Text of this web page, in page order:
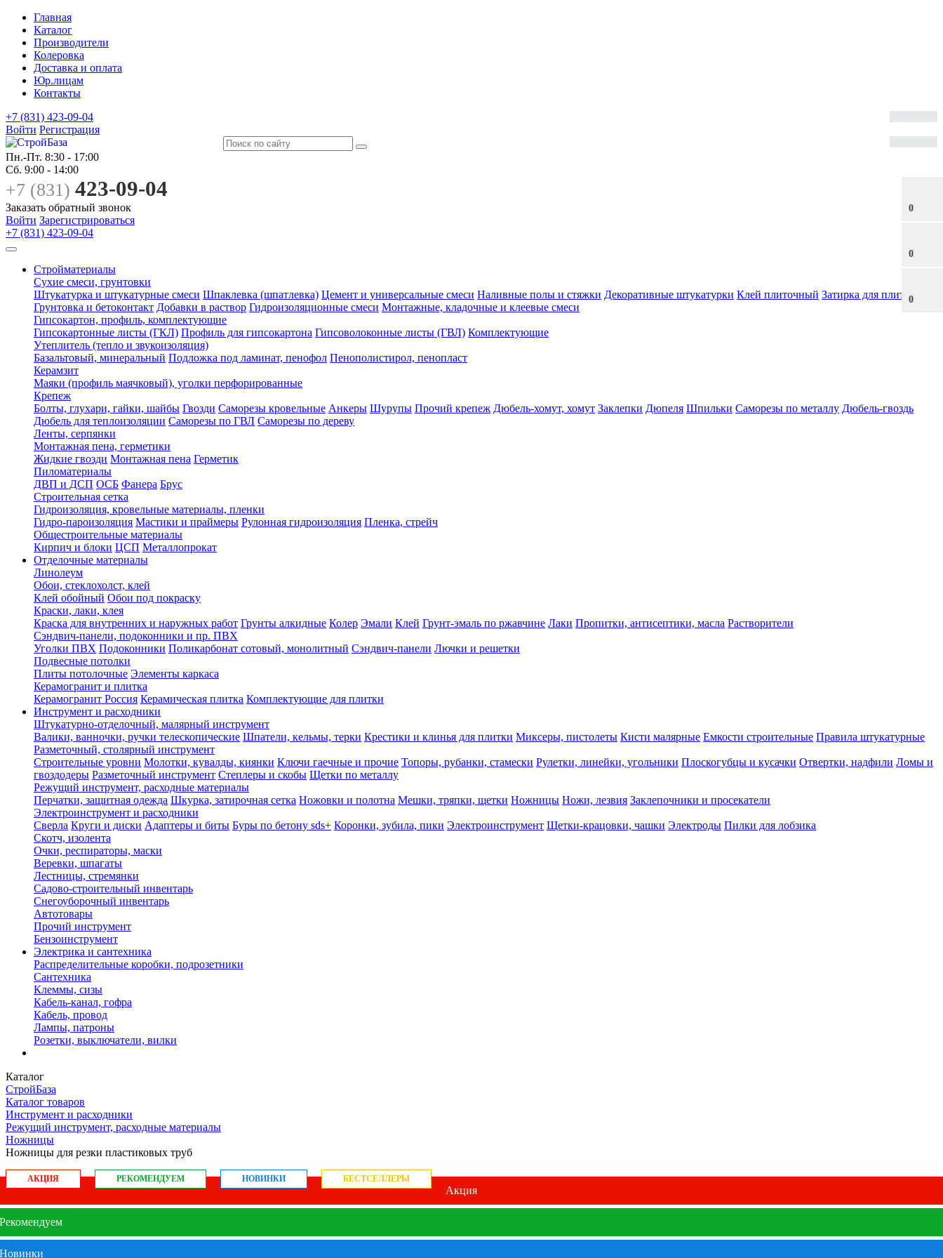
Главная
Каталог
Производители
Колеровка
Доставка и оплата
Юр.лицам
Контакты
0
0
0
+7 (831) 423-09-04
Войти Регистрация
Пн.-Пт. 8:30 - 17:00
Сб. 9:00 - 14:00
+7 (831) 423-09-04
Заказать обратный звонок
Войти Зарегистрироваться
+7 (831) 423-09-04
Стройматериалы
Сухие смеси, грунтовки
Штукатурка и штукатурные смеси Шпаклевка (шпатлевка) Цемент и универсальные смеси Наливные полы и стяжки Декоративные штукатурки Клей плиточный Затирка для плитки
Грунтовка и бетоконтакт Добавки в раствор Гидроизоляционные смеси Монтажные, кладочные и клеевые смеси
Гипсокартон, профиль, комплектующие
Гипсокартонные листы (ГКЛ) Профиль для гипсокартона Гипсоволоконные листы (ГВЛ) Комплектующие
Утеплитель (тепло и звукоизоляция)
Базальтовый, минеральный Подложка под ламинат, пенофол Пенополистирол, пенопласт
Керамзит
Маяки (профиль маячковый), уголки перфорированные
Крепеж
Болты, глухари, гайки, шайбы Гвозди Саморезы кровельные Анкеры Шурупы Прочий крепеж Дюбель-хомут, хомут Заклепки Дюпеля Шпильки Саморезы по металлу Дюбель-гвоздь
Дюбель для теплоизоляции Саморезы по ГВЛ Саморезы по дереву
Ленты, серпянки
Монтажная пена, герметики
Жидкие гвозди Монтажная пена Герметик
Пиломатериалы
ДВП и ДСП ОСБ Фанера Брус
Строительная сетка
Гидроизоляция, кровельные материалы, пленки
Гидро-пароизоляция Мастики и праймеры Рулонная гидроизоляция Пленка, стрейч
Общестроительные материалы
Кирпич и блоки ЦСП Металлопрокат
Отделочные материалы
Линолеум
Обои, стеклохолст, клей
Клей обойный Обои под покраску
Краски, лаки, клея
Краска для внутренних и наружных работ Грунты алкидные Колер Эмали Клей Грунт-эмаль по ржавчине Лаки Пропитки, антисептики, масла Растворители
Сэндвич-панели, подоконники и пр. ПВХ
Уголки ПВХ Подоконники Поликарбонат сотовый, монолитный Сэндвич-панели Лючки и решетки
Подвесные потолки
Плиты потолочные Элементы каркаса
Керамогранит и плитка
Керамогранит Россия Керамическая плитка Комплектующие для плитки
Инструмент и расходники
Штукатурно-отделочный, малярный инструмент
Валики, ванночки, ручки телескопические Шпатели, кельмы, терки Крестики и клинья для плитки Миксеры, пистолеты Кисти малярные Емкости строительные Правила штукатурные
Разметочный, столярный инструмент
Строительные уровни Молотки, кувалды, киянки Ключи гаечные и прочие Топоры, рубанки, стамески Рулетки, линейки, угольники Плоскогубцы и кусачки Отвертки, надфили Ломы и
гвоздодеры Разметочный инструмент Степлеры и скобы Щетки по металлу
Режущий инструмент, расходные материалы
Перчатки, защитная одежда Шкурка, затирочная сетка Ножовки и полотна Мешки, тряпки, щетки Ножницы Ножи, лезвия Заклепочники и просекатели
Электроинструмент и расходники
Сверла Круги и диски Адаптеры и биты Буры по бетону sds+ Коронки, зубила, пики Электроинструмент Щетки-крацовки, чашки Электроды Пилки для лобзика
Скотч, изолента
Очки, респираторы, маски
Веревки, шпагаты
Лестницы, стремянки
Садово-строительный инвентарь
Снегоуборочный инвентарь
Автотовары
Прочий инструмент
Бензоинструмент
Электрика и сантехника
Распределительные коробки, подрозетники
Сантехника
Клеммы, сизы
Кабель-канал, гофра
Кабель, провод
Лампы, патроны
Розетки, выключатели, вилки
Каталог
СтройБаза
Каталог товаров
Инструмент и расходники
Режущий инструмент, расходные материалы
Ножницы
Ножницы для резки пластиковых труб
АКЦИЯ РЕКОМЕНДУЕМ НОВИНКИ БЕСТСЕЛЛЕРЫ
Акция
Рекомендуем
Новинки